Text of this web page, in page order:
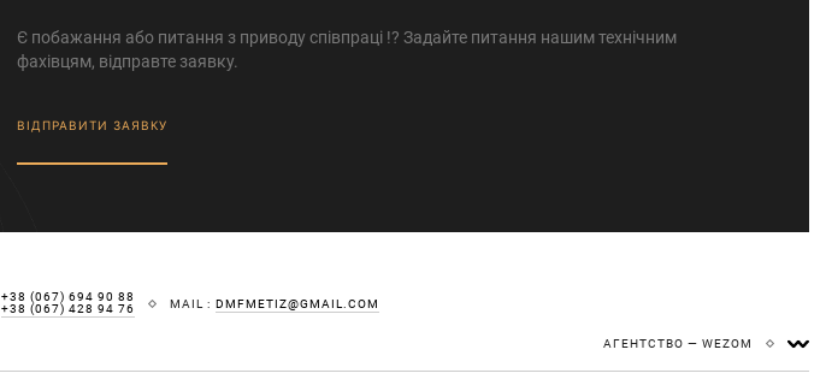
Є побажання або питання з приводу співпраці !? Задайте питання нашим технічним
фахівцям, відправте заявку.
ВІДПРАВИТИ ЗАЯВКУ
+38 (067) 694 90 88
+38 (067) 428 94 76
MAIL : DMFMETIZ@GMAIL.COM
АГЕНТСТВО — WEZOM